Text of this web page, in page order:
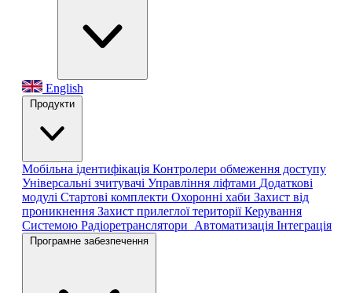
English
Продукти
Мобільна ідентифікація Контролери обмеження доступу
Універсальні зчитувачі Управління ліфтами Додаткові
модулі Стартові комплекти Охоронні хаби Захист від
проникнення Захист прилеглої територіїКерування
Системою Радіоретранслятори Автоматизація Інтеграція
Програмне забезпечення